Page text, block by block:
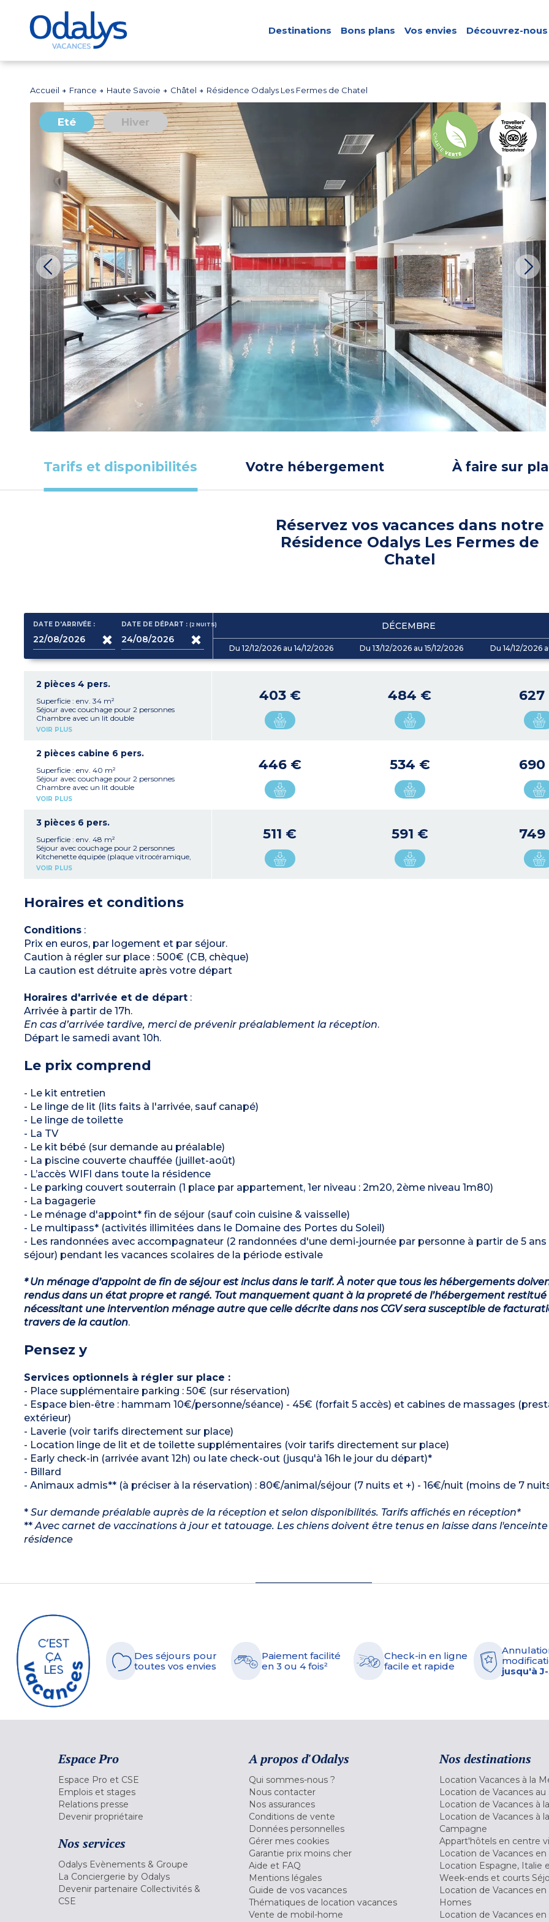
Destinations Bons plans Vos envies Découvrez-nous
Accueil France Haute Savoie Châtel Résidence Odalys Les Fermes de Chatel
Eté Hiver
Tarifs et disponibilités Votre hébergement À faire sur
Réservez vos vacances dans notre
Résidence Odalys Les Fermes de
Chatel
DATE D'ARRIVÉE : DATE DE DÉPART :(2NUITS) DÉCEMBRE
Du 12/12/2026 au 14/12/2026 Du 13/12/2026 au 15/12/2026 Du 14/12/2026
2 pièces 4 pers.
Superficie : env. 34 m²
Séjour avec couchage pour 2 personnes
Chambre avec un lit double
Kitchenette équipée (plaque vitrocéramique,
Salle de bains et WC
VOIR PLUS
403 € 484 €
2 pièces cabine 6 pers.
Superficie : env. 40 m²
Séjour avec couchage pour 2 personnes
Chambre avec un lit double
Cabine avec 2 lits superposés
cafetière à capsules)
Salle de bains et WC
Certains logements peuvent être en duplex
VOIR PLUS
446 € 534 €
3 pièces 6 pers.
Superficie : env. 48 m²
Séjour avec couchage pour 2 personnes
Kitchenette équipée (plaque vitrocéramique,
micro-ondes/gril, réfrigérateur, lave-vaisselle,
Salle de bains et WC + salle de douche
À noter :
salle d'eau
- Certains logements peuvent être en duplex
VOIR PLUS
511 € 591 €
Horaires et conditions
Conditions:
Prix en euros, par logement et par séjour.
Caution à régler sur place : 500€ (CB, chèque)
La caution est détruite après votre départ
Horaires d'arrivée et de départ:
Arrivée à partir de 17h.
En cas d’arrivée tardive, merci de prévenir préalablement la réception.
Départ le samedi avant 10h.
Le prix comprend
- Le kit entretien
- Le linge de lit (lits faits à l'arrivée, sauf canapé)
- Le linge de toilette
- La TV
- Le kit bébé (sur demande au préalable)
- La piscine couverte chauffée (juillet-août)
- L’accès WIFI dans toute la résidence
- Le parking couvert souterrain (1 place par appartement, 1er niveau : 2m20, 2ème niveau 1m80)
- La bagagerie
- Le ménage d'appoint* fin de séjour (sauf coin cuisine & vaisselle)
- Le multipass* (activités illimitées dans le Domaine des Portes du Soleil)
- Les randonnées avec accompagnateur (2 randonnées d'une demi-journée par personne à partir de 5
séjour) pendant les vacances scolaires de la période estivale
* Un ménage d’appoint de fin de séjour est inclus dans le tarif. À noter que tous les hébergements
rendus dans un état propre et rangé. Tout manquement quant à la propreté de l’hébergement restitué
nécessitant une intervention ménage autre que celle décrite dans nos CGV sera susceptible de
travers de la caution.
Pensez y
Services optionnels à régler sur place :
- Place supplémentaire parking : 50€ (sur réservation)
- Espace bien-être : hammam 10€/personne/séance) - 45€ (forfait 5 accès) et cabines de massages
extérieur)
- Laverie (voir tarifs directement sur place)
- Location linge de lit et de toilette supplémentaires (voir tarifs directement sur place)
- Early check-in (arrivée avant 12h) ou late check-out (jusqu'à 16h le jour du départ)*
- Billard
- Animaux admis** (à préciser à la réservation) : 80€/animal/séjour (7 nuits et +) - 16€/nuit (moins de 7
*Sur demande préalable auprès de la réception et selon disponibilités. Tarifs affichés en réception*
**Avec carnet de vaccinations à jour et tatouage. Les chiens doivent être tenus en laisse dans
résidence
Des séjours pour
toutes vos envies
Paiement facilité
en 3 ou 4 fois²
Check-in en ligne
facile et rapide
jusqu'à
Espace Pro
Espace Pro et CSE
Emplois et stages
Relations presse
Devenir propriétaire
Nos services
Odalys Evènements & Groupe
La Conciergerie by Odalys
Devenir partenaire Collectivités &
CSE
A propos d'Odalys
Qui sommes-nous ?
Nous contacter
Nos assurances
Conditions de vente
Données personnelles
Gérer mes cookies
Garantie prix moins cher
Aide et FAQ
Mentions légales
Guide de vos vacances
Thématiques de location vacances
Vente de mobil-home
Nos destinations
Location Vacances à la
Location de Vacances au
Location de Vacances à
Location de Vacances à la
Campagne
Appart'hôtels en centre
Location de Vacances en
Location Espagne, Italie
Week-ends et courts
Location de Vacances
Homes
Location de Vacances en